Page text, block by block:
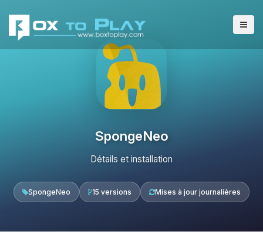
SpongeNeo
Détails et installation
SpongeNeo 15 versions Mises à jour journalières